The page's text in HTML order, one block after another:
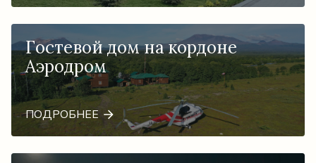
Гостевой дом на кордоне
Аэродром
ПОДРОБНЕЕ